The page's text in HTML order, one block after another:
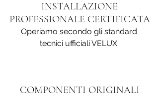
INSTALLAZIONE
PROFESSIONALE CERTIFICATA
Operiamo secondo gli standard
tecnici ufficiali VELUX.
COMPONENTI ORIGINALI